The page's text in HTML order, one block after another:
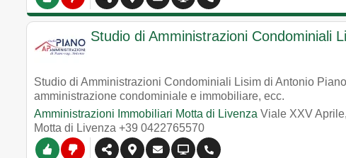
Studio di Amministrazioni Condominiali
Studio di Amministrazioni Condominiali Lisim di Antonio
amministrazione condominiale e immobiliare, ecc.
Amministrazioni Immobiliari Motta di Livenza Viale XXV
Motta di Livenza +39 0422765570